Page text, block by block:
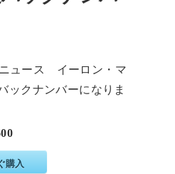
ュース イーロン・マ
ックナンバーになりま
購入